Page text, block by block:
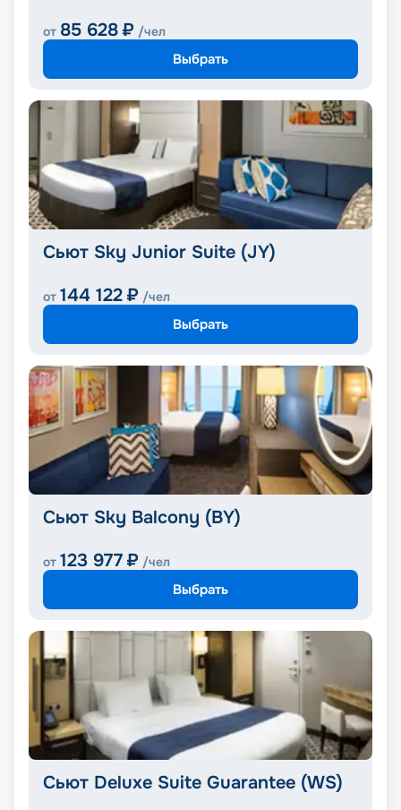
от 85 628 ₽ /чел
Выбрать
Сьют Sky Junior Suite (JY)
от 144 122 ₽ /чел
Выбрать
Сьют Sky Balcony (BY)
от 123 977 ₽ /чел
Выбрать
Сьют Deluxe Suite Guarantee (WS)